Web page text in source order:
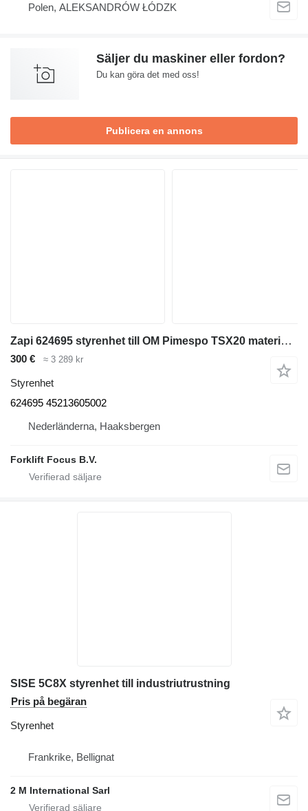
Polen, ALEKSANDRÓW ŁÓDZK
Säljer du maskiner eller fordon?
Du kan göra det med oss!
Publicera en annons
Zapi 624695 styrenhet till OM Pimespo TSX20 materialhanteringsmaskin
300 € ≈ 3 289 kr
Styrenhet
624695 45213605002
Nederländerna, Haaksbergen
Forklift Focus B.V.
SISE 5C8X styrenhet till industriutrustning
Pris på begäran
Styrenhet
Frankrike, Bellignat
2 M International Sarl